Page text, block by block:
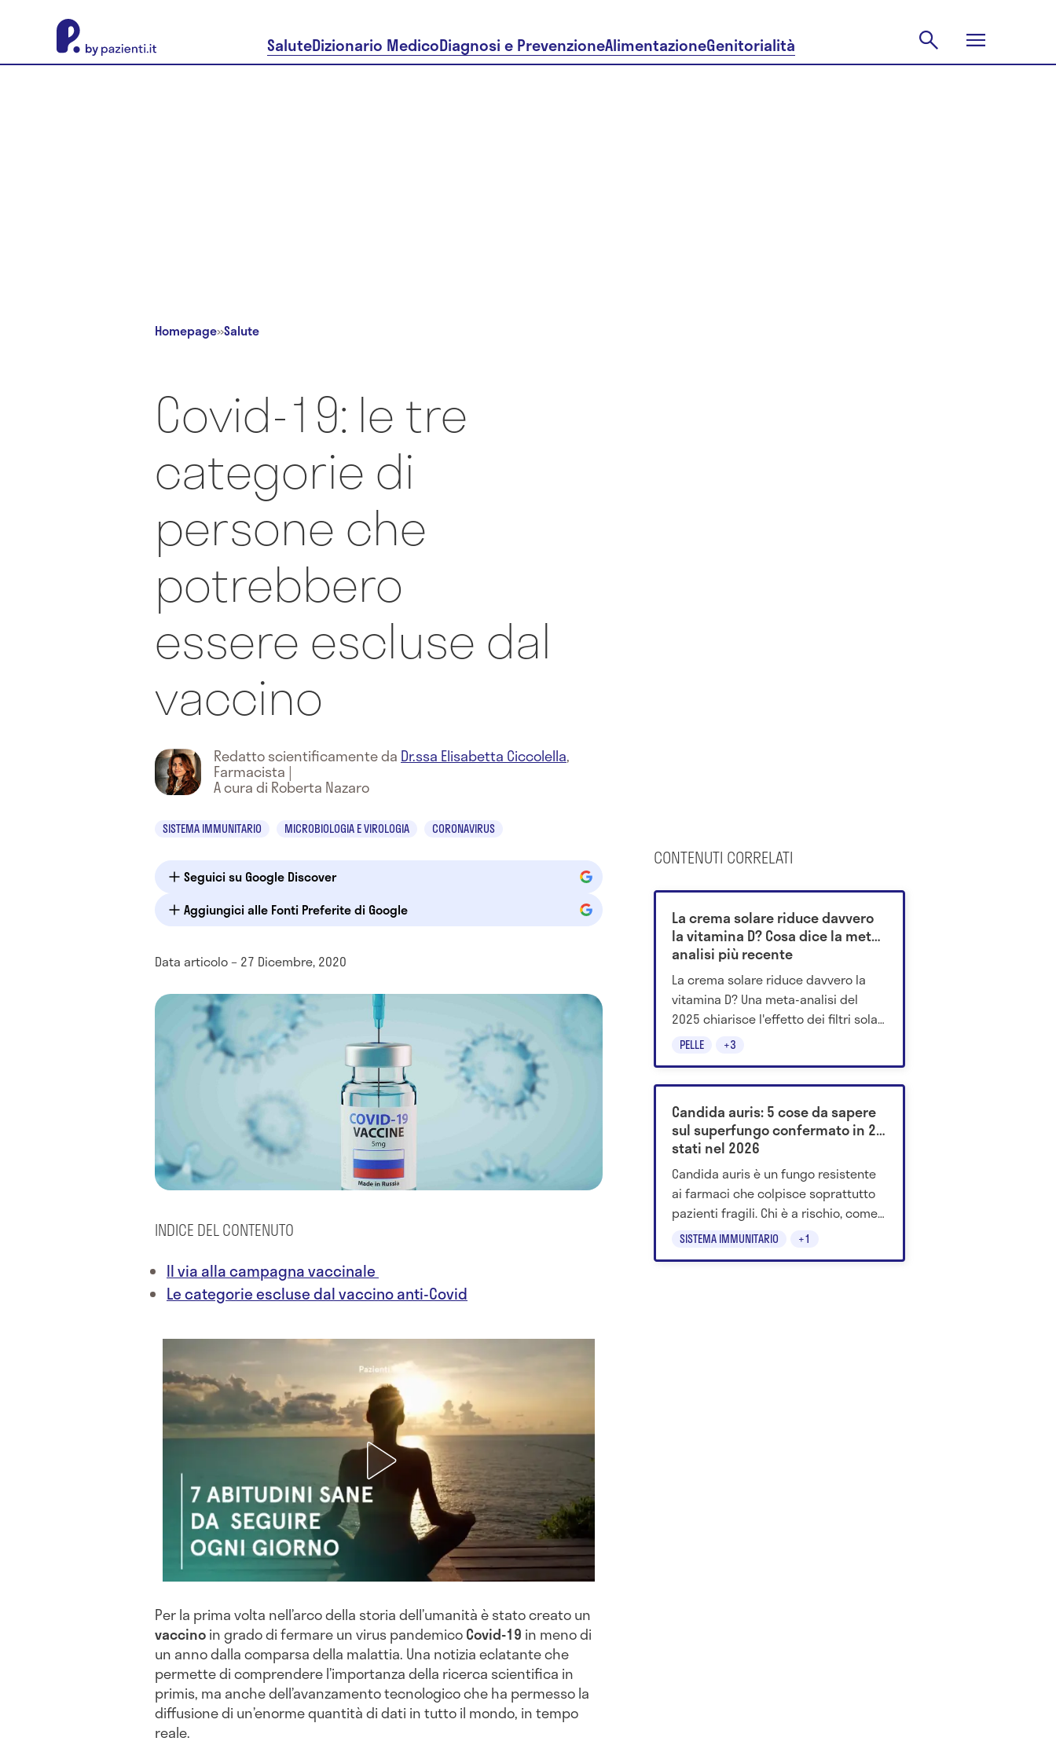
SaluteDizionario MedicoDiagnosi e PrevenzioneAlimentazioneGenitorialità
Homepage»Salute
Covid-19: le tre
categorie di
persone che
potrebbero
essere escluse dal
vaccino
Redatto scientificamente da Dr.ssa Elisabetta Ciccolella,
Farmacista |
A cura di Roberta Nazaro
SISTEMA IMMUNITARIO MICROBIOLOGIA E VIROLOGIA CORONAVIRUS
Seguici su Google Discover
Aggiungici alle Fonti Preferite di Google
Data articolo – 27 Dicembre, 2020
INDICE DEL CONTENUTO
Il via alla campagna vaccinale
Le categorie escluse dal vaccino anti-Covid
Per la prima volta nell’arco della storia dell’umanità è stato creato un
vaccinoin grado di fermare un virus pandemicoCovid-19 in meno di
un anno dalla comparsa della malattia. Una notizia eclatante che
permette di comprendere l’importanza della ricerca scientifica in
primis, ma anche dell’avanzamento tecnologico che ha permesso la
diffusione di un’enorme quantità di dati in tutto il mondo, in tempo
reale.
CONTENUTI CORRELATI
PELLE +3
La crema solare riduce davvero
la vitamina D? Cosa dice la meta-
analisi più recente
La crema solare riduce davvero la
vitamina D? Una meta-analisi del
2025 chiarisce l'effetto dei filtri solari
e cosa cambia nella pratica.
SISTEMA IMMUNITARIO +1
Candida auris: 5 cose da sapere
sul superfungo confermato in 26
stati nel 2026
Candida auris è un fungo resistente
ai farmaci che colpisce soprattutto
pazienti fragili. Chi è a rischio, come
si trasmette e perché preoccupa.